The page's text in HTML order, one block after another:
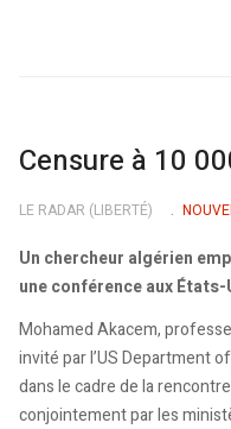
Censure à 10
LE RADAR (LIBERTÉ)
Un chercheur algérien
une conférence aux
Mohamed Akacem,
invité par l’US Department
dans le cadre de la
conjointement par les